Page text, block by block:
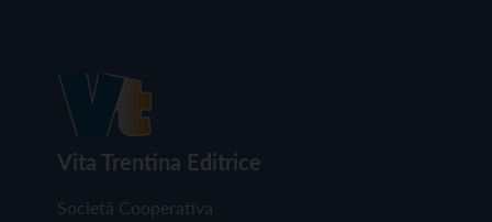
Vita Trentina Editrice
Società Cooperativa